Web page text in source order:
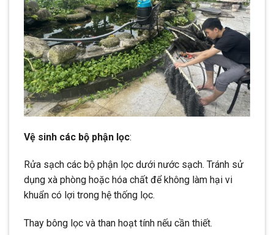
Vệ sinh các bộ phận lọc:
Rửa sạch các bộ phận lọc dưới nước sạch. Tránh sử
dụng xà phòng hoặc hóa chất để không làm hại vi
khuẩn có lợi trong hệ thống lọc.
Thay bông lọc và than hoạt tính nếu cần thiết.